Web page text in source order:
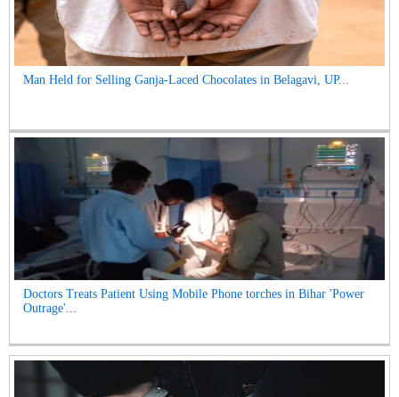
Man Held for Selling Ganja-Laced Chocolates in Belagavi, UP...
Doctors Treats Patient Using Mobile Phone torches in Bihar 'Power
Outrage'...